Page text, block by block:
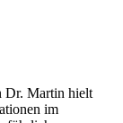
Dr. Martin hielt
im